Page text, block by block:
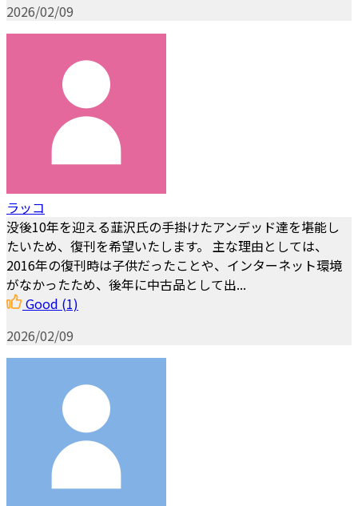
2026/02/09
ラッコ
没後10年を迎える韮沢氏の手掛けたアンデッド達を堪能し
たいため、復刊を希望いたします。 主な理由としては、
2016年の復刊時は子供だったことや、インターネット環境
がなかったため、後年に中古品として出...
Good (1)
2026/02/09